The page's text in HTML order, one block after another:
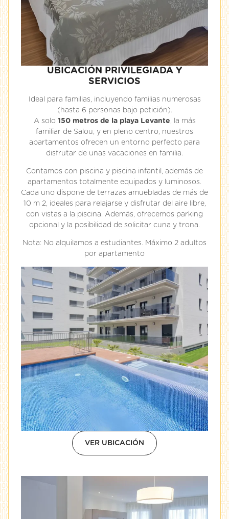
UBICACIÓN PRIVILEGIADA Y
SERVICIOS
Ideal para familias, incluyendo familias numerosas
(hasta 6 personas bajo petición).
A solo 150 metros de la playa Levante, la más
familiar de Salou, y en pleno centro, nuestros
apartamentos ofrecen un entorno perfecto para
disfrutar de unas vacaciones en familia.
Contamos con piscina y piscina infantil, además de
apartamentos totalmente equipados y luminosos.
Cada uno dispone de terrazas amuebladas de más de
10 m 2, ideales para relajarse y disfrutar del aire libre,
con vistas a la piscina. Además, ofrecemos parking
opcional y la posibilidad de solicitar cuna y trona.
Nota: No alquilamos a estudiantes. Máximo 2 adultos
por apartamento
VER UBICACIÓN